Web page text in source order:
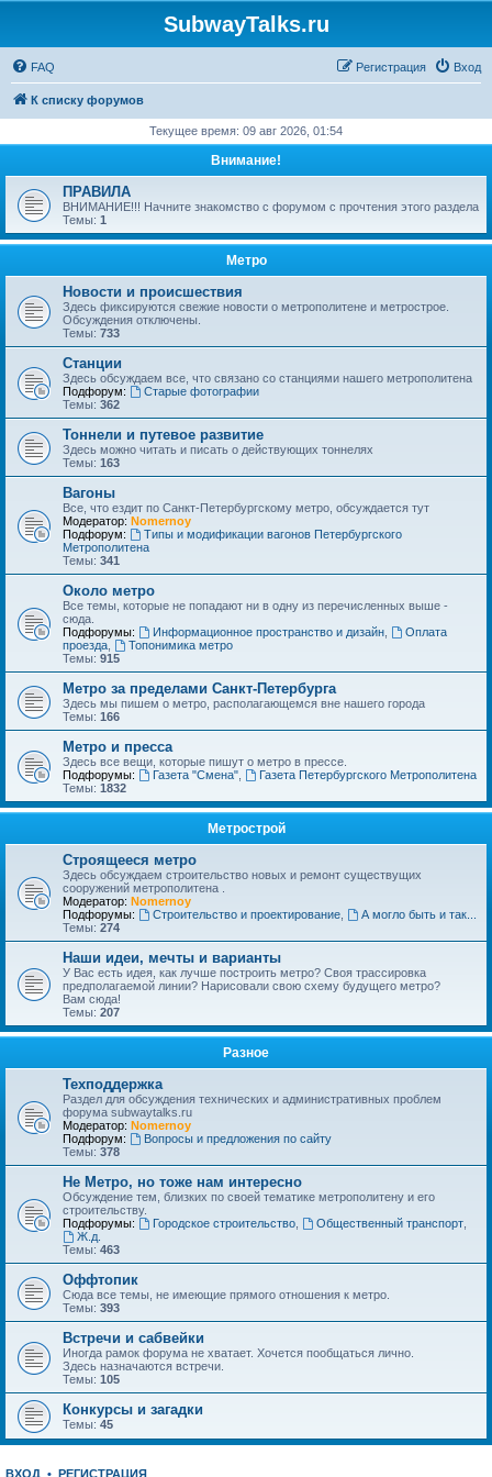
SubwayTalks.ru
FAQ Вход
Регистрация
К списку форумов
Текущее время: 09 авг 2026, 01:54
Внимание!
ПРАВИЛА
ВНИМАНИЕ!!! Начните знакомство с форумом с прочтения этого раздела
Темы: 1
Метро
Новости и происшествия
Здесь фиксируются свежие новости о метрополитене и метрострое.
Обсуждения отключены.
Темы: 733
Станции
Здесь обсуждаем все, что связано со станциями нашего метрополитена
Подфорум:
Старые фотографии
Темы: 362
Тоннели и путевое развитие
Здесь можно читать и писать о действующих тоннелях
Темы: 163
Вагоны
Все, что ездит по Санкт-Петербургскому метро, обсуждается тут
Модератор: Nomernoy
Подфорум:
Типы и модификации вагонов Петербургского
Метрополитена
Темы: 341
Около метро
Все темы, которые не попадают ни в одну из перечисленных выше -
сюда.
Подфорумы:
Информационное пространство и дизайн,
Оплата
проезда
Топонимика метро
Темы: 915
Метро за пределами Санкт-Петербурга
Здесь мы пишем о метро, располагающемся вне нашего города
Темы: 166
Метро и пресса
Здесь все вещи, которые пишут о метро в прессе.
Подфорумы:
Газета "Смена",
Газета Петербургского Метрополитена
Темы: 1832
Метрострой
Строящееся метро
Здесь обсуждаем строительство новых и ремонт существущих
сооружений метрополитена .
Модератор: Nomernoy
Подфорумы:
Строительство и проектирование,
А могло быть и так...
Темы: 274
Наши идеи, мечты и варианты
У Вас есть идея, как лучше построить метро? Своя трассировка
предполагаемой линии? Нарисовали свою схему будущего метро?
Вам сюда!
Темы: 207
Разное
Техподдержка
Раздел для обсуждения технических и административных проблем
форума subwaytalks.ru
Модератор: Nomernoy
Подфорум:
Вопросы и предложения по сайту
Темы: 378
Не Метро, но тоже нам интересно
Обсуждение тем, близких по своей тематике метрополитену и его
строительству.
Подфорумы:
Городское строительство, Общественный транспорт,
Ж.д.
Темы: 463
Оффтопик
Сюда все темы, не имеющие прямого отношения к метро.
Темы: 393
Встречи и сабвейки
Иногда рамок форума не хватает. Хочется пообщаться лично.
Здесь назначаются встречи.
Темы: 105
Конкурсы и загадки
Темы: 45
ВХОД • РЕГИСТРАЦИЯ